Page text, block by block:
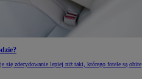
się zdecydowanie lepiej niż taki, którego fotele są obite